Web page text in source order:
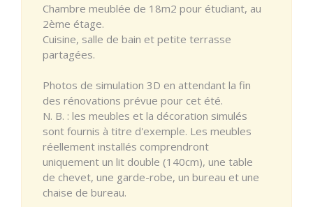
Chambre meublée de 18m2 pour étudiant, au
2ème étage.
Cuisine, salle de bain et petite terrasse
partagées.
Photos de simulation 3D en attendant la fin
des rénovations prévue pour cet été.
N. B. : les meubles et la décoration simulés
sont fournis à titre d'exemple. Les meubles
réellement installés comprendront
uniquement un lit double (140cm), une table
de chevet, une garde-robe, un bureau et une
chaise de bureau.